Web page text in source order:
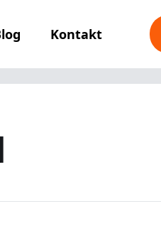
Kontakt